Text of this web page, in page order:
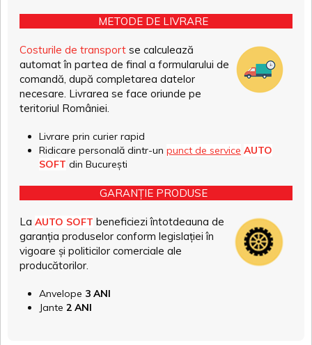
METODE DE LIVRARE
Costurile de transport se calculează
automat în partea de final a formularului de
comandă, după completarea datelor
necesare. Livrarea se face oriunde pe
teritoriul României.
Livrare prin curier rapid
Ridicare personală dintr-un punct de service AUTO
SOFT din București
GARANȚIE PRODUSE
La AUTO SOFT beneficiezi întotdeauna de
garanția produselor conform legislației în
vigoare și politicilor comerciale ale
producătorilor.
Anvelope 3 ANI
Jante 2 ANI